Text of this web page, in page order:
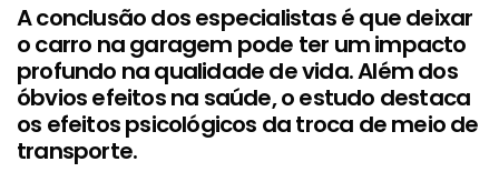
A conclusão dos especialistas é que deixar
o carro na garagem pode ter um impacto
profundo na qualidade de vida. Além dos
óbvios efeitos na saúde, o estudo destaca
os efeitos psicológicos da troca de meio de
transporte.